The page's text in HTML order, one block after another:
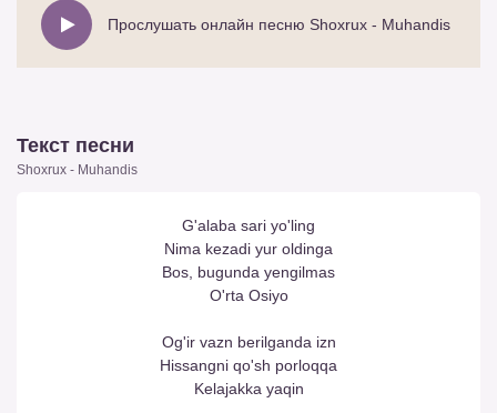
Прослушать онлайн песню Shoxrux - Muhandis
Текст песни
Shoxrux - Muhandis
G'alaba sari yo'ling
Nima kezadi yur oldinga
Bos, bugunda yengilmas
O'rta Osiyo
Og'ir vazn berilganda izn
Hissangni qo'sh porloqqa
Kelajakka yaqin